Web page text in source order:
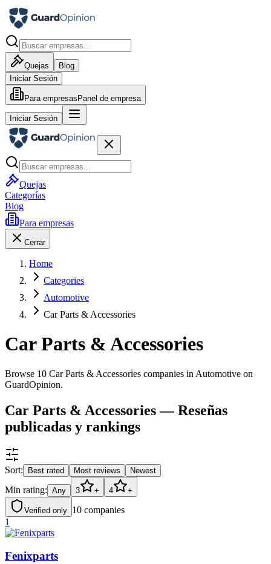
Quejas
Blog
Iniciar Sesión
Para empresas Panel de empresa
Iniciar Sesión
Quejas
Categorías
Blog
Para empresas
Cerrar
Home
Categories
Automotive
Car Parts & Accessories
Car Parts & Accessories
Browse 10 Car Parts & Accessories companies in Automotive on
GuardOpinion.
Car Parts & Accessories — Reseñas
publicadas y rankings
Sort: Best rated Most reviews Newest
Min rating: Any 3 + 4 +
Verified only 10 companies
1
Fenixparts